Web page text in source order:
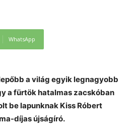
WhatsApp
a világ egyik legnagyobb
a fürtök hatalmas zacskóban
be lapunknak Kiss Róbert
díjas újságíró.